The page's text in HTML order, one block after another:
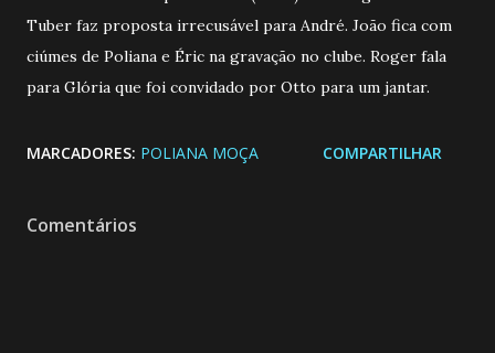
Tuber faz proposta irrecusável para André. João fica com
ciúmes de Poliana e Éric na gravação no clube. Roger fala
para Glória que foi convidado por Otto para um jantar.
MARCADORES: POLIANA MOÇA COMPARTILHAR
Comentários